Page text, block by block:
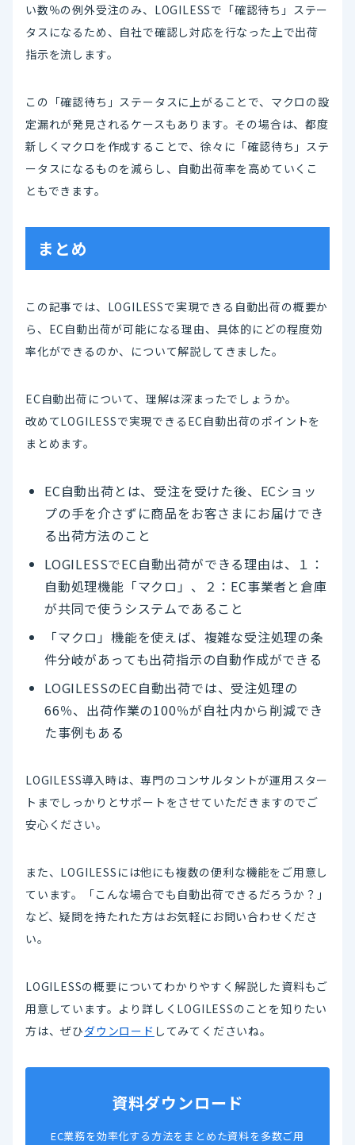
い数％の例外受注のみ、LOGILESSで「確認待ち」ステー
タスになるため、自社で確認し対応を行なった上で出荷
指示を流します。
この「確認待ち」ステータスに上がることで、マクロの設
定漏れが発見されるケースもあります。その場合は、都度
新しくマクロを作成することで、徐々に「確認待ち」ステ
ータスになるものを減らし、自動出荷率を高めていくこ
ともできます。
まとめ
この記事では、LOGILESSで実現できる自動出荷の概要か
ら、EC自動出荷が可能になる理由、具体的にどの程度効
率化ができるのか、について解説してきました。
EC自動出荷について、理解は深まったでしょうか。
改めてLOGILESSで実現できるEC自動出荷のポイントを
まとめます。
EC自動出荷とは、受注を受けた後、ECショッ
プの手を介さずに商品をお客さまにお届けでき
る出荷方法のこと
LOGILESSでEC自動出荷ができる理由は、１：
自動処理機能「マクロ」、２：EC事業者と倉庫
が共同で使うシステムであること
「マクロ」機能を使えば、複雑な受注処理の条
件分岐があっても出荷指示の自動作成ができる
LOGILESSのEC自動出荷では、受注処理の
66％、出荷作業の100％が自社内から削減でき
た事例もある
LOGILESS導入時は、専門のコンサルタントが運用スター
トまでしっかりとサポートをさせていただきますのでご
安心ください。
また、LOGILESSには他にも複数の便利な機能をご用意し
ています。「こんな場合でも自動出荷できるだろうか？」
など、疑問を持たれた方はお気軽にお問い合わせくださ
い。
LOGILESSの概要についてわかりやすく解説した資料もご
用意しています。より詳しくLOGILESSのことを知りたい
方は、ぜひダウンロード してみてくださいね。
資料ダウンロード
EC業務を効率化する方法をまとめた資料を多数ご用